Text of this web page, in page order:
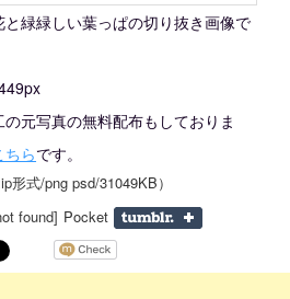
緑緑しい葉っぱの切り抜き画像で
元写真の無料配布もしておりま
らです。
形式/png psd/31049KB）
found] Pocket